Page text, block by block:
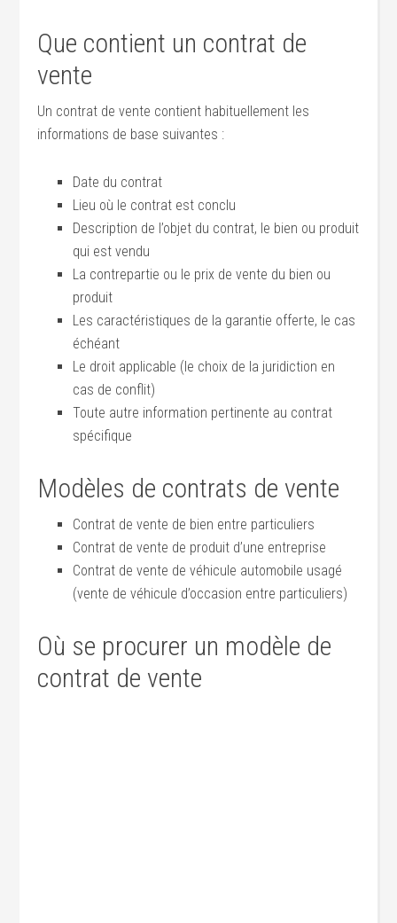
Que contient un contrat de
vente
Un contrat de vente contient habituellement les
informations de base suivantes :
Date du contrat
Lieu où le contrat est conclu
Description de l’objet du contrat, le bien ou produit
qui est vendu
La contrepartie ou le prix de vente du bien ou
produit
Les caractéristiques de la garantie offerte, le cas
échéant
Le droit applicable (le choix de la juridiction en
cas de conflit)
Toute autre information pertinente au contrat
spécifique
Modèles de contrats de vente
Contrat de vente de bien entre particuliers
Contrat de vente de produit d’une entreprise
Contrat de vente de véhicule automobile usagé
(vente de véhicule d’occasion entre particuliers)
Où se procurer un modèle de
contrat de vente